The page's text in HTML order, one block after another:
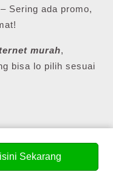
– Sering ada promo,
murah,
bisa lo pilih sesuai
WiFi Murah
Sekarang